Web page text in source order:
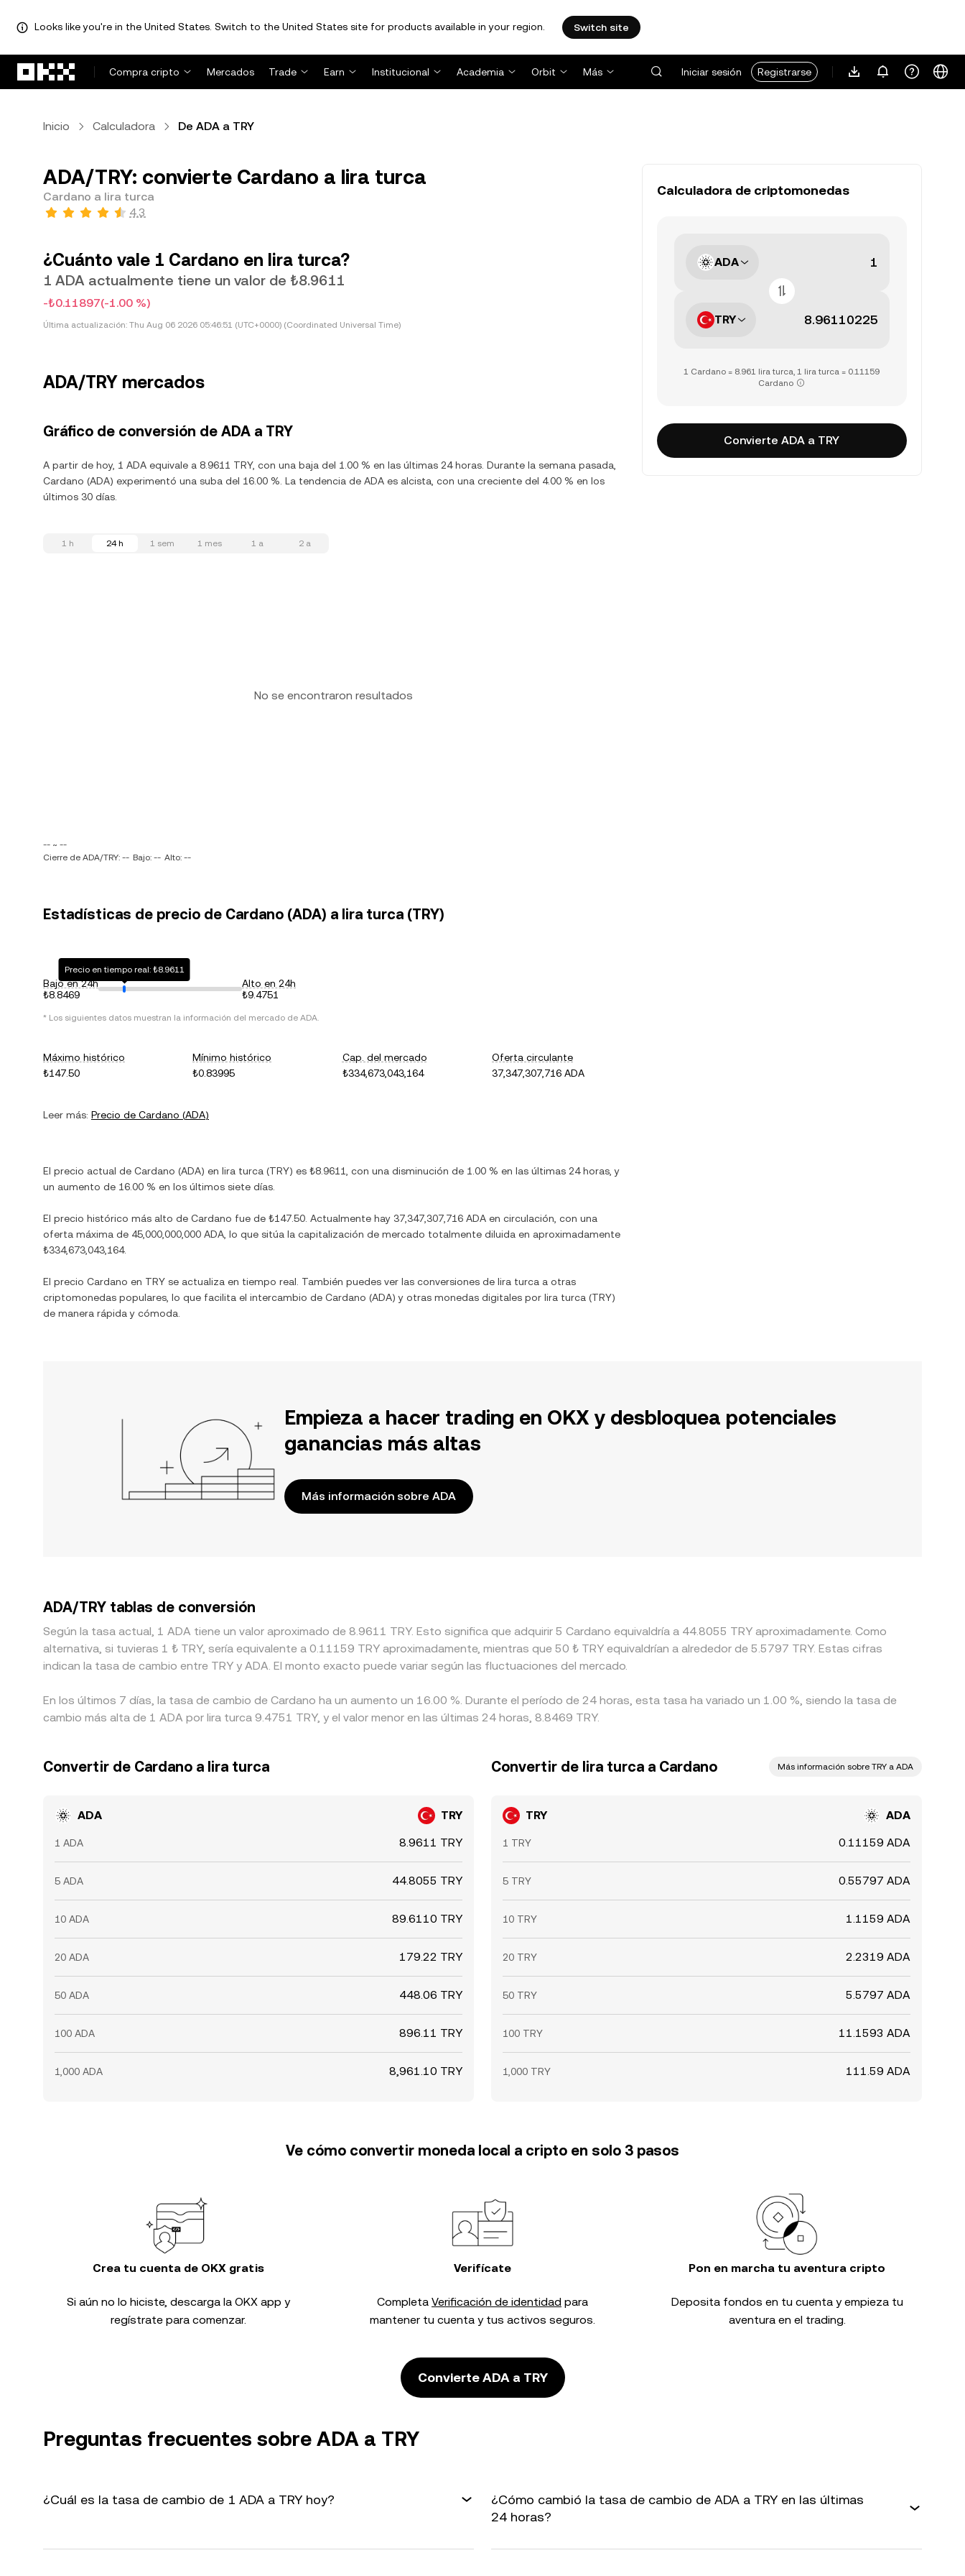
Looks like you're in the United States. Switch to the United States site for products available in your region. Switch site
Compra cripto
Mercados Trade Earn Institucional Academia Orbit Más Iniciar sesión Registrarse
Inicio Calculadora De ADA a TRY
ADA/TRY: convierte Cardano a lira turca
Cardano a lira turca
4.3
¿Cuánto vale 1 Cardano en lira turca?
1 ADA actualmente tiene un valor de ₺8.9611
-₺0.11897(-1.00 %)
Última actualización: Thu Aug 06 2026 05:46:51 (UTC+0000) (Coordinated Universal Time)
ADA/TRY mercados
Gráfico de conversión de ADA a TRY
A partir de hoy, 1 ADA equivale a 8.9611 TRY, con una baja del 1.00 % en las últimas 24 horas. Durante la semana pasada,
Cardano (ADA) experimentó una suba del 16.00 %. La tendencia de ADA es alcista, con una creciente del 4.00 % en los
últimos 30 días.
1 h 24 h 1 sem 1 mes 1 a 2 a
No se encontraron resultados
-- ~ --
Cierre de ADA/TRY: -- Bajo: -- Alto: --
Estadísticas de precio de Cardano (ADA) a lira turca (TRY)
Bajo en 24h
₺8.8469
Precio en tiempo real: ₺8.9611
Alto en 24h
₺9.4751
* Los siguientes datos muestran la información del mercado de ADA.
Máximo histórico
₺147.50
Mínimo histórico
₺0.83995
Cap. del mercado
₺334,673,043,164
Oferta circulante
37,347,307,716 ADA
Leer más: Precio de Cardano (ADA)
El precio actual de Cardano (ADA) en lira turca (TRY) es ₺8.9611 , con una disminución de 1.00 % en las últimas 24 horas, y
un aumento de 16.00 % en los últimos siete días.
El precio histórico más alto de Cardano fue de ₺147.50 . Actualmente hay 37,347,307,716 ADA en circulación, con una
oferta máxima de 45,000,000,000 ADA , lo que sitúa la capitalización de mercado totalmente diluida en aproximadamente
₺334,673,043,164.
El precio Cardano en TRY se actualiza en tiempo real. También puedes ver las conversiones de lira turca a otras
criptomonedas populares, lo que facilita el intercambio de Cardano (ADA) y otras monedas digitales por lira turca (TRY)
de manera rápida y cómoda.
Calculadora de criptomonedas
ADA
TRY
1 Cardano = 8.961 lira turca, 1 lira turca = 0.11159
Cardano
Convierte ADA a TRY
Empieza a hacer trading en OKX y desbloquea potenciales
ganancias más altas
Más información sobre ADA
ADA/TRY tablas de conversión
Según la tasa actual, 1 ADA tiene un valor aproximado de 8.9611 TRY. Esto significa que adquirir 5 Cardano equivaldría a 44.8055 TRY aproximadamente. Como
alternativa, si tuvieras 1 ₺ TRY, sería equivalente a 0.11159 TRY aproximadamente, mientras que 50 ₺ TRY equivaldrían a alrededor de 5.5797 TRY. Estas cifras
indican la tasa de cambio entre TRY y ADA. El monto exacto puede variar según las fluctuaciones del mercado.
En los últimos 7 días, la tasa de cambio de Cardano ha un aumento un 16.00 %. Durante el período de 24 horas, esta tasa ha variado un 1.00 %, siendo la tasa de
cambio más alta de 1 ADA por lira turca 9.4751 TRY, y el valor menor en las últimas 24 horas, 8.8469 TRY.
Convertir de Cardano a lira turca
ADA TRY
1 ADA 8.9611 TRY
5 ADA 44.8055 TRY
10 ADA 89.6110 TRY
20 ADA 179.22 TRY
50 ADA 448.06 TRY
100 ADA 896.11 TRY
1,000 ADA 8,961.10 TRY
Convertir de lira turca a Cardano Más información sobre TRY a ADA
TRY ADA
1 TRY 0.11159 ADA
5 TRY 0.55797 ADA
10 TRY 1.1159 ADA
20 TRY 2.2319 ADA
50 TRY 5.5797 ADA
100 TRY 11.1593 ADA
1,000 TRY 111.59 ADA
Ve cómo convertir moneda local a cripto en solo 3 pasos
Crea tu cuenta de OKX gratis
Si aún no lo hiciste, descarga la OKX app y
regístrate para comenzar.
Verifícate
Completa Verificación de identidad para
mantener tu cuenta y tus activos seguros.
Pon en marcha tu aventura cripto
Deposita fondos en tu cuenta y empieza tu
aventura en el trading.
Convierte ADA a TRY
Preguntas frecuentes sobre ADA a TRY
¿Cuál es la tasa de cambio de 1 ADA a TRY hoy?
¿Cómo cambió la tasa de cambio de ADA a TRY en las últimas
24 horas?